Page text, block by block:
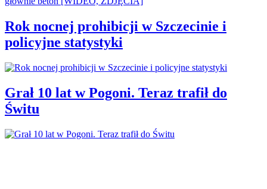
Rok nocnej prohibicji w Szczecinie i
policyjne statystyki
Grał 10 lat w Pogoni. Teraz trafił do
Świtu